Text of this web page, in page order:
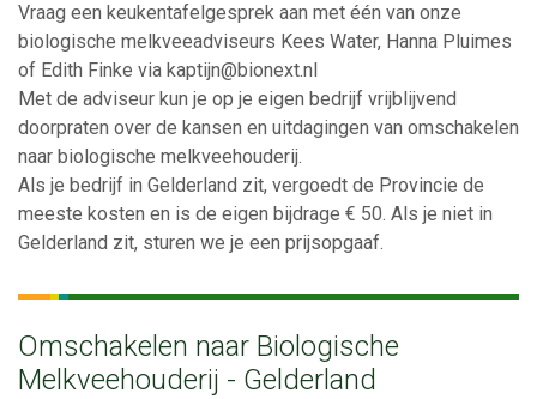
Vraag een keukentafelgesprek aan met één van onze
biologische melkveeadviseurs Kees Water, Hanna Pluimes
of Edith Finke via kaptijn@bionext.nl
Met de adviseur kun je op je eigen bedrijf vrijblijvend
doorpraten over de kansen en uitdagingen van omschakelen
naar biologische melkveehouderij.
Als je bedrijf in Gelderland zit, vergoedt de Provincie de
meeste kosten en is de eigen bijdrage € 50. Als je niet in
Gelderland zit, sturen we je een prijsopgaaf.
Omschakelen naar Biologische
Melkveehouderij - Gelderland